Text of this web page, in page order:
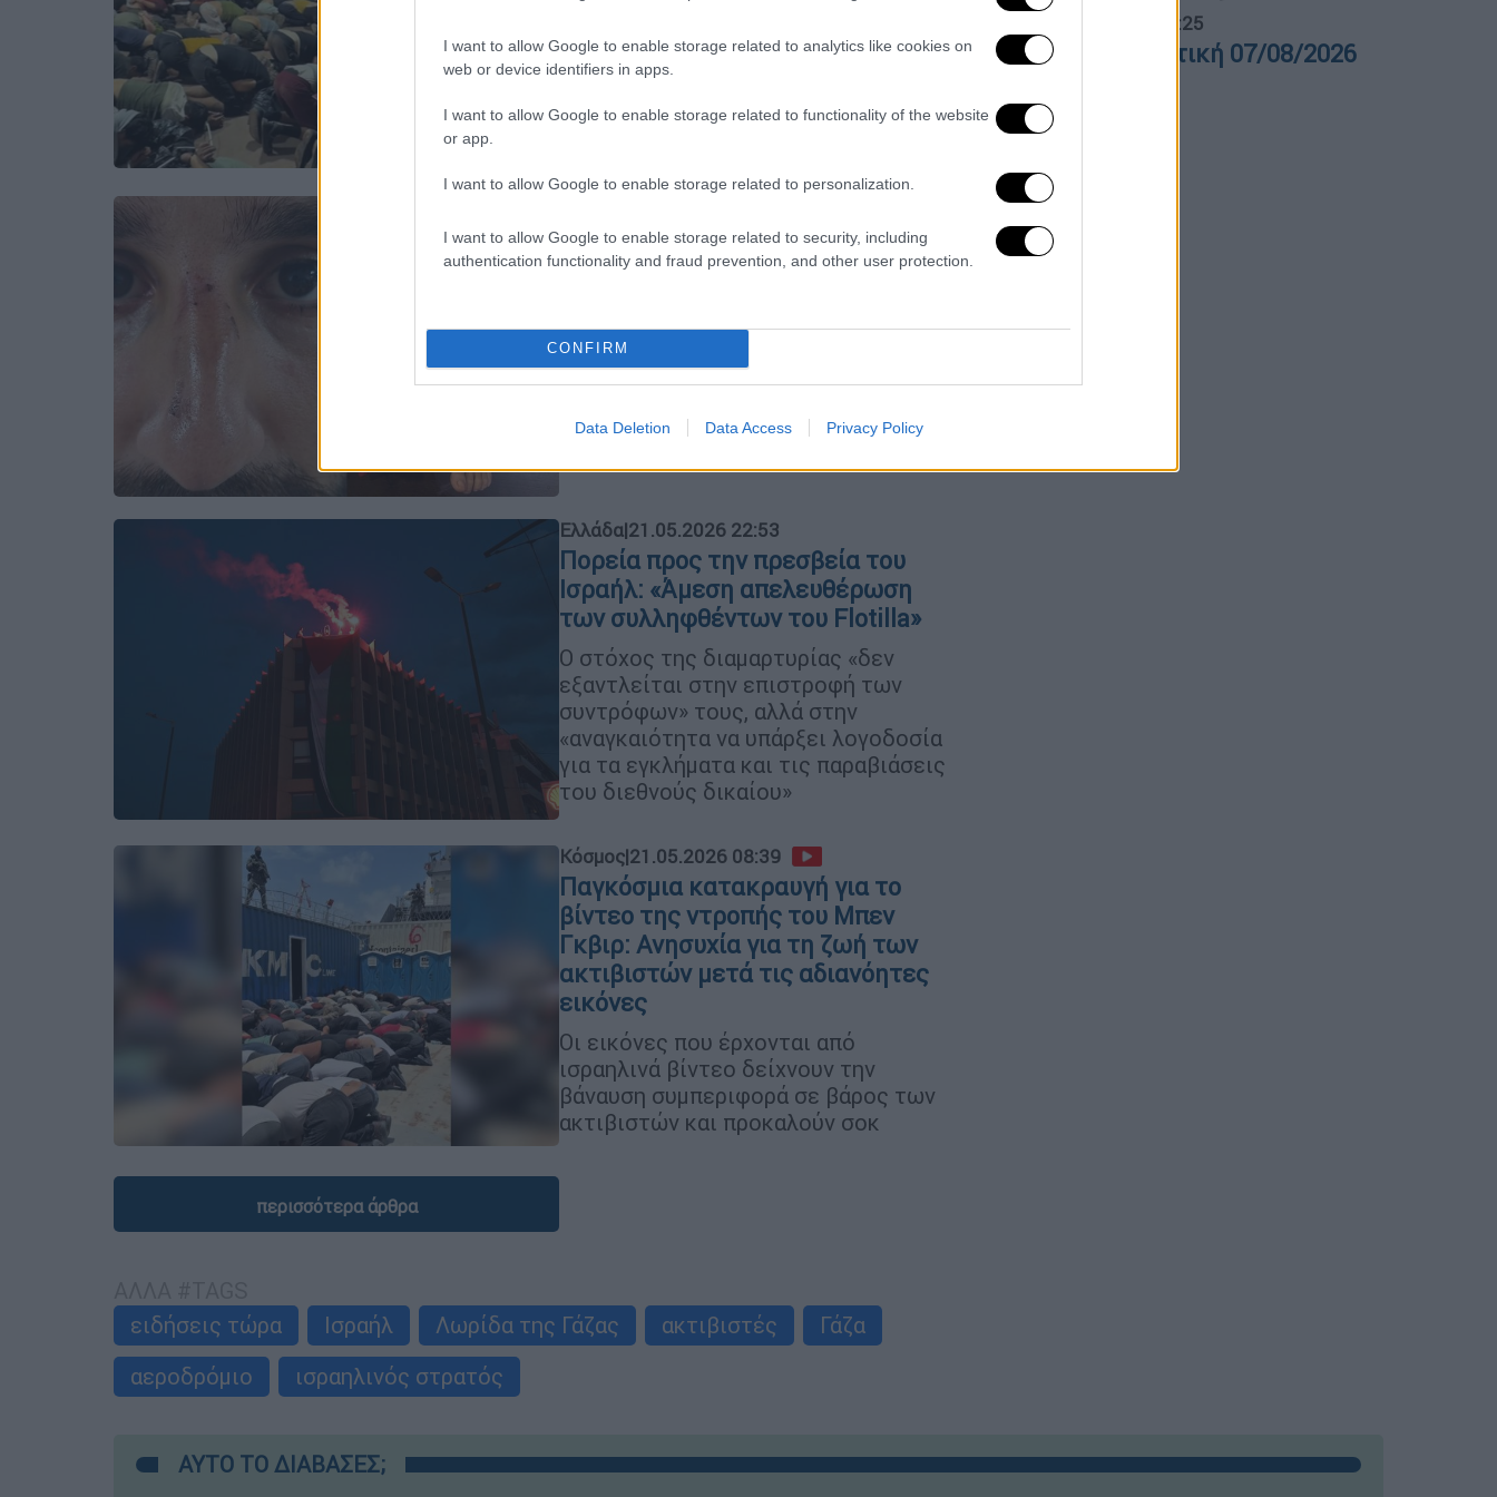
I want to allow Google to enable storage related to analytics like cookies on
web or device identifiers in apps.
I want to allow Google to enable storage related to functionality of the website
or app.
I want to allow Google to enable storage related to personalization.
I want to allow Google to enable storage related to security, including
authentication functionality and fraud prevention, and other user protection.
CONFIRM
Data Deletion Data Access Privacy Policy
«Μετά από πιέσεις και
κινητοποιήσεις, το Υπ. Εξωτερικών
απέναντι στους πολίτες που
Κόσμος|22.05.2026 07:45
ακτιβιστές της Global Sumud
Flotilla - Φρικτές εικόνες
ακτιβιστών
Ελλάδα|21.05.2026 22:53
Πορεία προς την πρεσβεία του
Ισραήλ: «Άμεση απελευθέρωση
των συλληφθέντων του Flotilla»
O στόχος της διαμαρτυρίας «δεν
εξαντλείται στην επιστροφή των
συντρόφων» τους, αλλά στην
«αναγκαιότητα να υπάρξει λογοδοσία
για τα εγκλήματα και τις παραβιάσεις
του διεθνούς δικαίου»
Κόσμος|21.05.2026 08:39
Παγκόσμια κατακραυγή για το
βίντεο της ντροπής του Μπεν
Γκβιρ: Ανησυχία για τη ζωή των
ακτιβιστών μετά τις αδιανόητες
εικόνες
Οι εικόνες που έρχονται από
ισραηλινά βίντεο δείχνουν την
βάναυση συμπεριφορά σε βάρος των
ακτιβιστών και προκαλούν σοκ
περισσότερα άρθρα
ειδήσεις τώρα
Ισραήλ Λωρίδα της Γάζας ακτιβιστές
Γάζα
αεροδρόμιο
ισραηλινός στρατός
07.08.2026 14:25
Δελτίο στη νοηματική 07/08/2026
ΑΥΤΟ ΤΟ ΔΙΑΒΑΣΕΣ;